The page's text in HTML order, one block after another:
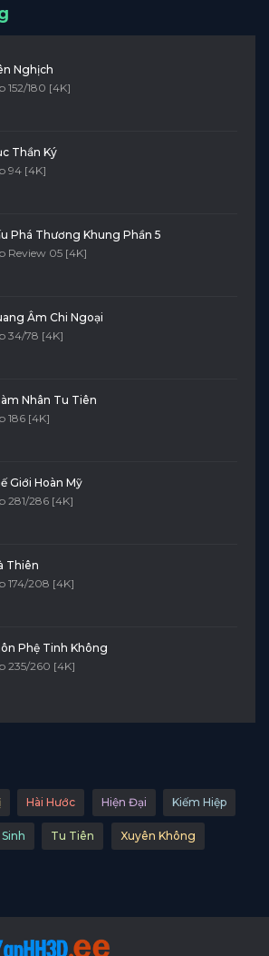
Nghịch
152/180 [4K]
Thần Ký
94 [4K]
Phá Thương Khung Phần 5
Review 05 [4K]
Âm Chi Ngoại
34/78 [4K]
Nhân Tu Tiên
186 [4K]
Giới Hoàn Mỹ
281/286 [4K]
Thiên
174/208 [4K]
Phệ Tinh Không
235/260 [4K]
Hài Hước Hiện Đại Kiếm Hiệp
Tu Tiên Xuyên Không